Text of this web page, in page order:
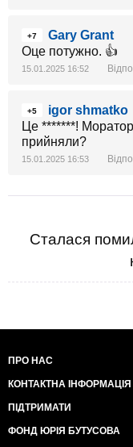
+7
Gary Grant
Оце потужно. 👍
15.01.2025 16:52
+5
igor shmatko
Це *******!
прийняли?
15.01.2025 16:53
Сталася
ПРО НАС
КОНТАКТНА ІНФОРМАЦІЯ
ПІДТРИМАТИ
ФОНД ЮРІЯ БУТУСОВА